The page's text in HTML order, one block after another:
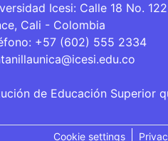
Icesi: Calle 18 No.
Cali - Colombia
+57 (602) 555 2334
de Educación Superior
Cookie settings